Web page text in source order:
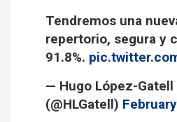
Tendremos una
repertorio, segura y
91.8%.
— Hugo López-Gatell
(@HLGatell)